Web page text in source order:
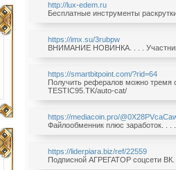
http://lux-edem.ru
Бесплатные инструменты
https://imx.su/3rubpw
ВНИМАНИЕ НОВИНКА. . . . Участник
https://smartbitpoint.com/?rid=64
Получить рефералов можно тремя
TESTIC95.TK/auto-cat/
https://mediacoin.pro/
Файлообменник плюс заработок. . .
https://liderpiara.biz/ref/22559
Подписной АГРЕГАТОР соцсети ВК.